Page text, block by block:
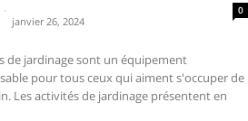
janvier 26, 2024
0
de jardinage sont un équipement
pour tous ceux qui aiment s'occuper de
Les activités de jardinage présentent en